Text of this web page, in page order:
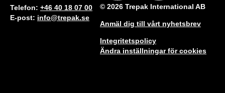
Telefon: +46 40 18 07 00
E-post: info@trepak.se
© 2026 Trepak International AB
Anmäl dig till vårt nyhetsbrev
Integritetspolicy
Ändra inställningar för cookies